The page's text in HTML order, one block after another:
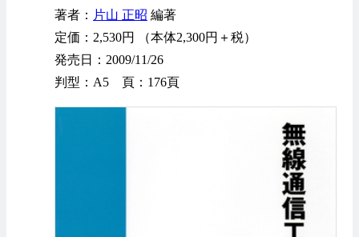
著者： 片山 正昭 編著
定価：2,530円 （本体2,300円＋税）
発売日：2009/11/26
判型：A5 頁：176頁